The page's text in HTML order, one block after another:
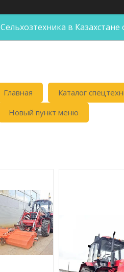
Сельхозтехника в
Главная Каталог
Новый пункт меню